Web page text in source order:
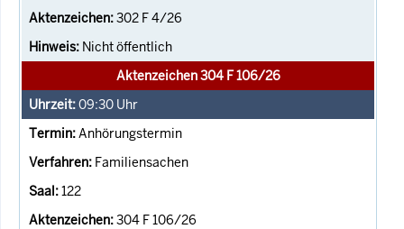
302 F 4/26
Nicht öffentlich
Aktenzeichen 304 F 106/26
09:30 Uhr
Anhörungstermin
Familiensachen
122
304 F 106/26